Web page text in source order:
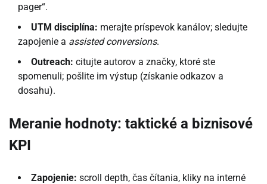
pager“.
UTM disciplína: merajte príspevok kanálov; sledujte
zapojenie a assisted conversions.
Outreach: citujte autorov a značky, ktoré ste
spomenuli; pošlite im výstup (získanie odkazov a
dosahu).
Meranie hodnoty: taktické a biznisové
KPI
Zapojenie: scroll depth, čas čítania, kliky na interné